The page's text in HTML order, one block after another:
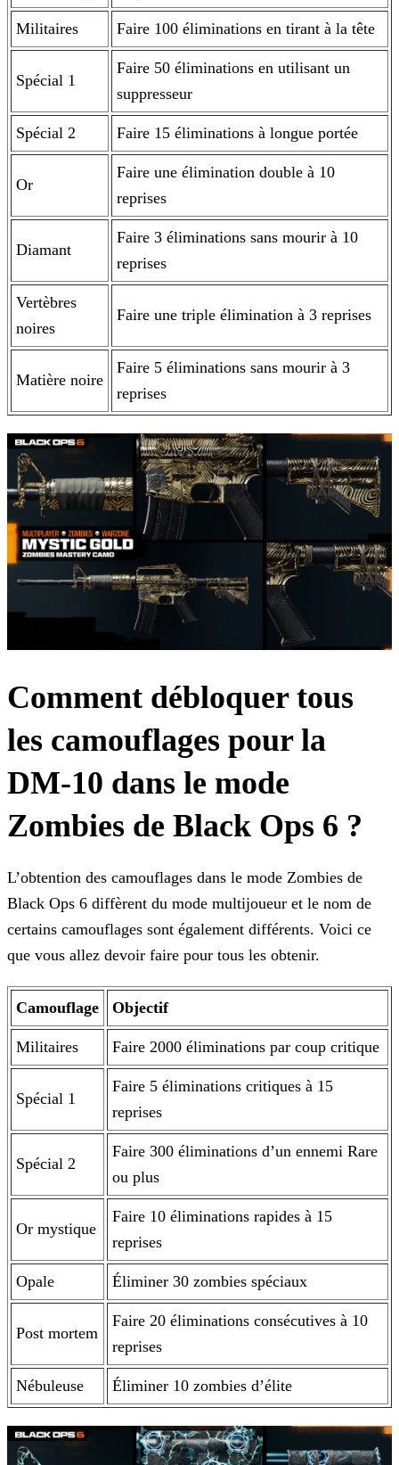
Militaires Faire 100 éliminations en tirant à la tête
Spécial 1
Faire 50 éliminations en utilisant un
suppresseur
Spécial 2 Faire 15 éliminations à longue portée
Or
Faire une élimination double à 10
reprises
Diamant
Faire 3 éliminations sans mourir à 10
reprises
Vertèbres
noires
Faire une triple élimination à 3 reprises
Matière noire
Faire 5 éliminations sans mourir à 3
reprises
Comment débloquer tous
les camouflages pour la
DM-10 dans le mode
Zombies de Black Ops 6 ?
L’obtention des camouflages dans le mode Zombies de
Black Ops 6 diffèrent du mode multijoueur et le nom de
certains camouflages sont également différents. Voici ce
que vous allez devoir faire pour tous les obtenir.
Camouflage Objectif
Militaires Faire 2000 éliminations par coup critique
Spécial 1
Faire 5 éliminations critiques à 15
reprises
Spécial 2
Faire 300 éliminations d’un ennemi Rare
ou plus
Or mystique
Faire 10 éliminations rapides à 15
reprises
Opale Éliminer 30 zombies spéciaux
Post mortem
Faire 20 éliminations consécutives à 10
reprises
Nébuleuse Éliminer 10 zombies d’élite